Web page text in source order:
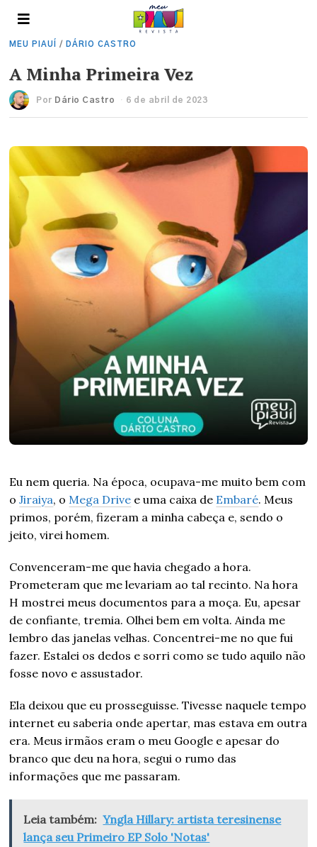
MEU PIAUÍ / DÁRIO CASTRO
A Minha Primeira Vez
Por Dário Castro 6 de abril de 2023
Eu nem queria. Na época, ocupava-me muito bem com
oJiraiya, oMega Drive e uma caixa de Embaré. Meus
primos, porém, fizeram a minha cabeça e, sendo o
jeito, virei homem.
Convenceram-me que havia chegado a hora.
Prometeram que me levariam ao tal recinto. Na hora
H mostrei meus documentos para a moça. Eu, apesar
de confiante, tremia. Olhei bem em volta. Ainda me
lembro das janelas velhas. Concentrei-me no que fui
fazer. Estalei os dedos e sorri como se tudo aquilo não
fosse novo e assustador.
Ela deixou que eu prosseguisse. Tivesse naquele tempo
internet eu saberia onde apertar, mas estava em outra
era. Meus irmãos eram o meu Google e apesar do
branco que deu na hora, segui o rumo das
informações que me passaram.
Leia também: Yngla Hillary: artista teresinense
lança seu Primeiro EP Solo 'Notas'